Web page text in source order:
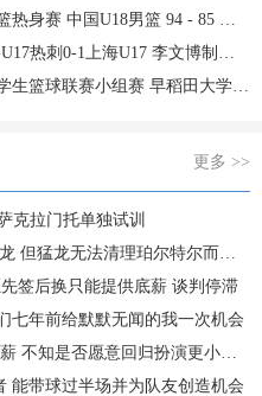
男篮 94 - 85 加拿大大卫·安篮球学院 集锦
热刺0-1上海U17 李文博制胜球
小组赛 早稻田大学 71 - 86 清华大学 集锦
更多 >>
克拉门托单独试训
猛龙无法清理珀尔特尔而告吹
签后换只能提供底薪 谈判停滞
七年前给默默无闻的我一次机会
知是否愿意回归扮演更小角色
能带球过半场并为队友创造机会